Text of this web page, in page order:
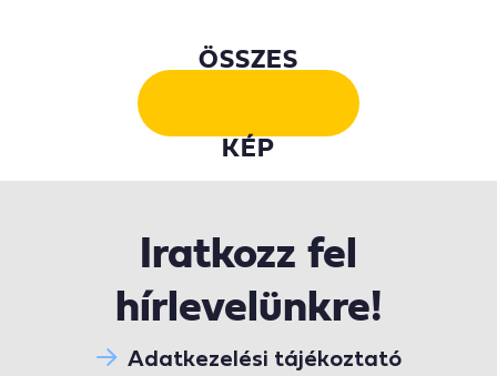
ÖSSZES
KÉP
Iratkozz fel
hírlevelünkre!
Adatkezelési tájékoztató